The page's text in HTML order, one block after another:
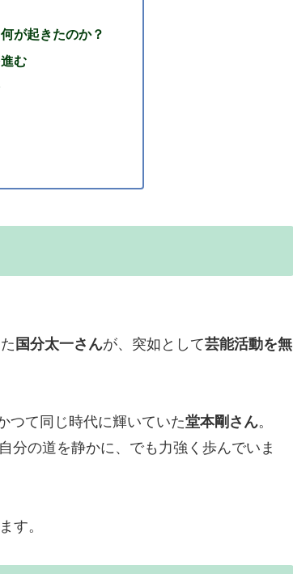
が起きたのか？
む
国分太一さんが、突如として芸能活動を無
つて同じ時代に輝いていた堂本剛さん。
分の道を静かに、でも力強く歩んでいま
す。